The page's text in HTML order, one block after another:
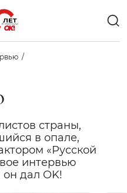
страны,
в опале,
«Русской
интервью
дал OK!